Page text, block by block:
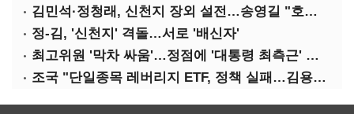
김민석·정청래, 신천지 장외 설전…송영길 "호남 계몽 규탄"
정-김, '신천지' 격돌…서로 '배신자'
최고위원 '막차 싸움'…정점에 '대통령 최측근' 김용
조국 "단일종목 레버리지 ETF, 정책 실패…김용범 책임 물어야"